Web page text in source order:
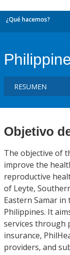
¿Qué hacemos?
Objetivo
The objective of
improve the
reproductive
of Leyte,
Eastern Samar in
Philippines. It
services through
insurance,
providers, and